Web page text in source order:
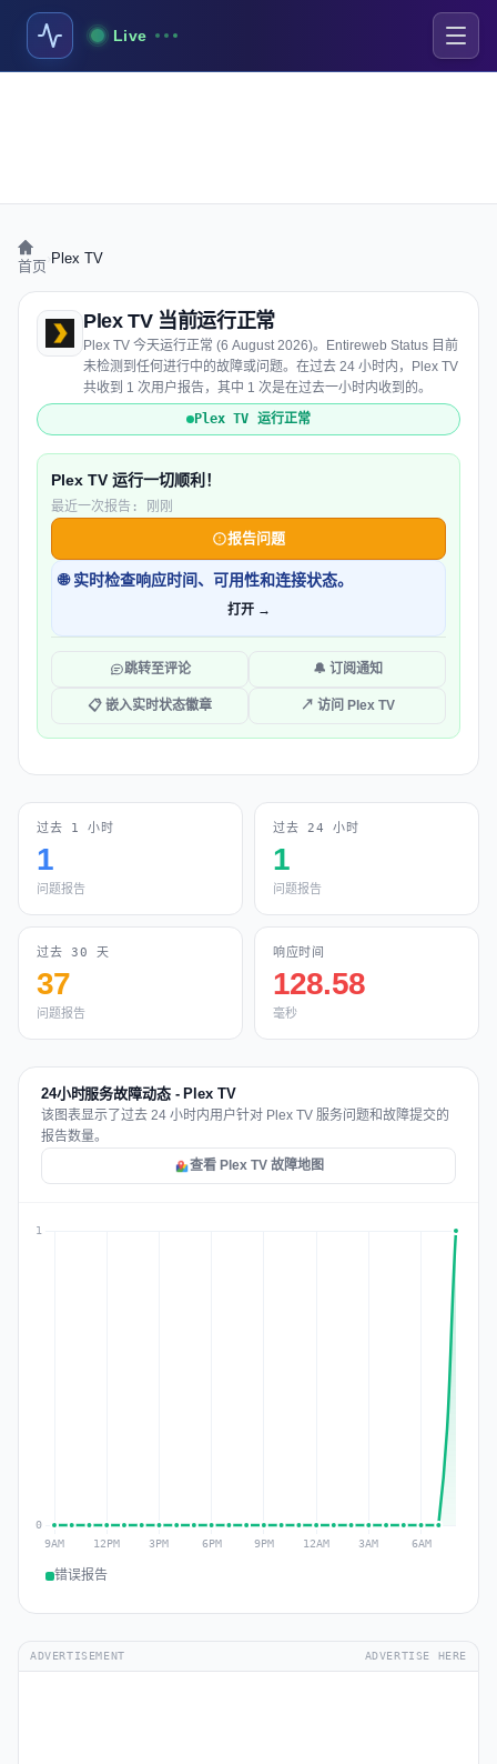
Live
首页 Plex TV
Plex TV 当前运行正常
Plex TV 今天运行正常 (6 August 2026)。Entireweb Status 目前
未检测到任何进行中的故障或问题。在过去 24 小时内，Plex TV
共收到 1 次用户报告，其中 1 次是在过去一小时内收到的。
Plex TV 运行正常
Plex TV 运行一切顺利！
最近一次报告: 刚刚
报告问题
🌐 实时检查响应时间、可用性和连接状态。
打开 →
跳转至评论 🔔 订阅通知
📋 嵌入实时状态徽章 ↗ 访问 Plex TV
过去 1 小时
1
问题报告
过去 24 小时
1
问题报告
过去 30 天
37
问题报告
响应时间
128.58
毫秒
24小时服务故障动态 - Plex TV
该图表显示了过去 24 小时内用户针对 Plex TV 服务问题和故障提交的
报告数量。
查看 Plex TV 故障地图
错误报告
ADVERTISEMENT ADVERTISE HERE